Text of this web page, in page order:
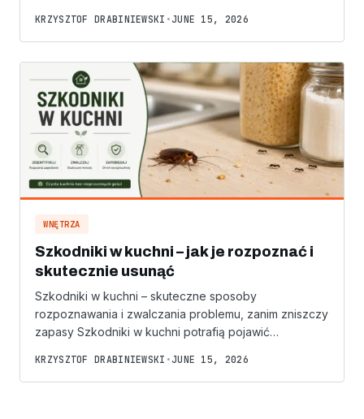
KRZYSZTOF DRABINIEWSKI • JUNE 15, 2026
WNĘTRZA
Szkodniki w kuchni – jak je rozpoznać i
skutecznie usunąć
Szkodniki w kuchni – skuteczne sposoby
rozpoznawania i zwalczania problemu, zanim zniszczy
zapasy Szkodniki w kuchni potrafią pojawić…
KRZYSZTOF DRABINIEWSKI • JUNE 15, 2026